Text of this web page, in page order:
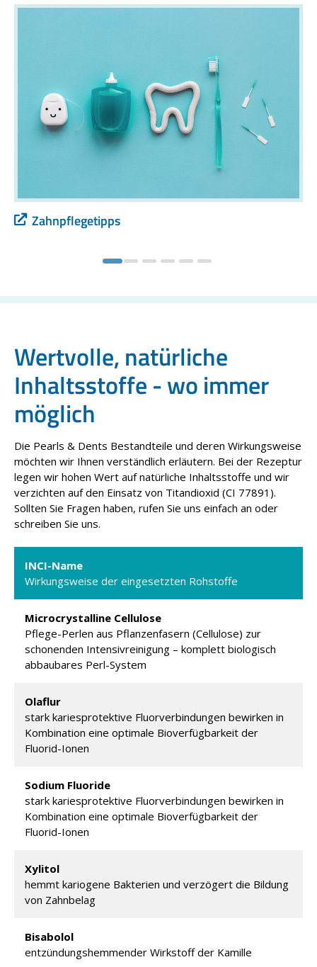
Zahnpflegetipps
Wertvolle, natürliche
Inhaltsstoffe - wo immer
möglich
Die Pearls & Dents Bestandteile und deren Wirkungsweise
möchten wir Ihnen verständlich erläutern. Bei der Rezeptur
legen wir hohen Wert auf natürliche Inhaltsstoffe und wir
verzichten auf den Einsatz von Titandioxid (CI 77891).
Sollten Sie Fragen haben, rufen Sie uns einfach an oder
schreiben Sie uns.
INCI-Name
Wirkungsweise der eingesetzten Rohstoffe
Microcrystalline Cellulose
Pflege-Perlen aus Pflanzenfasern (Cellulose) zur
schonenden Intensivreinigung – komplett biologisch
abbaubares Perl-System
Olaflur
stark kariesprotektive Fluorverbindungen bewirken in
Kombination eine optimale Bioverfügbarkeit der
Fluorid-Ionen
Sodium Fluoride
stark kariesprotektive Fluorverbindungen bewirken in
Kombination eine optimale Bioverfügbarkeit der
Fluorid-Ionen
Xylitol
hemmt kariogene Bakterien und verzögert die Bildung
von Zahnbelag
Bisabolol
entzündungshemmender Wirkstoff der Kamille